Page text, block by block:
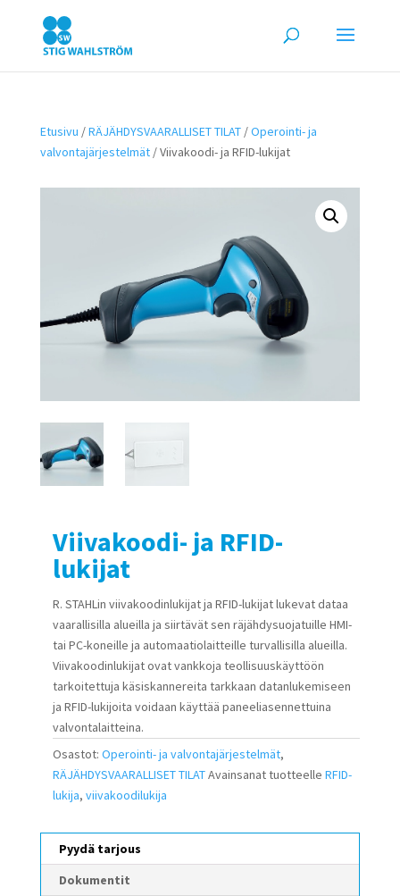
Etusivu /RÄJÄHDYSVAARALLISET TILAT/Operointi- ja
valvontajärjestelmät/ Viivakoodi- ja RFID-lukijat
Viivakoodi- ja RFID-
lukijat
R. STAHLin viivakoodinlukijat ja RFID-lukijat lukevat dataa
vaarallisilla alueilla ja siirtävät sen räjähdysuojatuille HMI-
tai PC-koneille ja automaatiolaitteille turvallisilla alueilla.
Viivakoodinlukijat ovat vankkoja teollisuuskäyttöön
tarkoitettuja käsiskannereita tarkkaan datanlukemiseen
ja RFID-lukijoita voidaan käyttää paneeliasennettuina
valvontalaitteina.
Osastot: Operointi- ja valvontajärjestelmät,
RÄJÄHDYSVAARALLISET TILATAvainsanat tuotteelle RFID-
lukija, viivakoodilukija
Pyydä tarjous
Dokumentit